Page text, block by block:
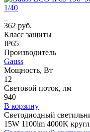
362 руб.
Класс защиты
IP65
Производитель
Gauss
Мощность, Вт
12
Световой поток, лм
940
В корзину
Светодиодный
15W 1100lm 4000K